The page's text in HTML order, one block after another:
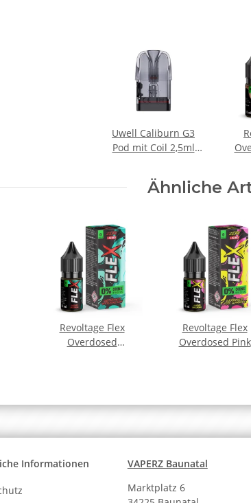
Uwell Caliburn G3
Pod mit Coil 2,5ml
Ähnliche
Revoltage Flex
Overdosed
Revoltage Flex
Overdosed Pink
Informationen
VAPERZ Baunatal
Marktplatz 6